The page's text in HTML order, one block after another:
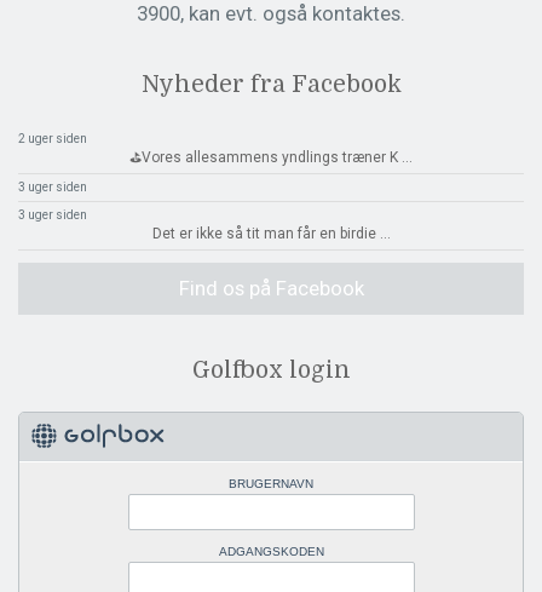
3900, kan evt. også kontaktes.
Nyheder fra Facebook
2 uger siden
⛳️Vores allesammens yndlings træner K
3 uger siden
3 uger siden
Det er ikke så tit man får en birdie
Find os på Facebook
Golfbox login
BRUGERNAVN
ADGANGSKODEN